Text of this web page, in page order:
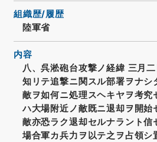
組織歴/履歴
陸軍省
内容
八、呉淞砲台攻撃ノ経緯 三月
知リテ追撃ニ関スル部署ヲナシ
敵ヲ如何ニ処理スヘキヤヲ考究
ハ大場附近ノ敵既ニ退却ヲ開始
敵亦恐ラク退却セルナラント信
場合軍カ兵力ヲ以テ之ヲ占領シ